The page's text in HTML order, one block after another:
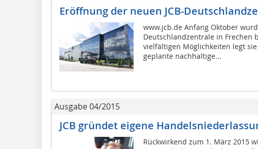
Eröffnung der neuen JCB-
www.jcb.de Anfang Oktober
Deutschlandzentrale in Frechen
vielfältigen Möglichkeiten legt
geplante nachhaltige...
Ausgabe 04/2015
JCB gründet eigene
Rückwirkend zum 1. März 2015